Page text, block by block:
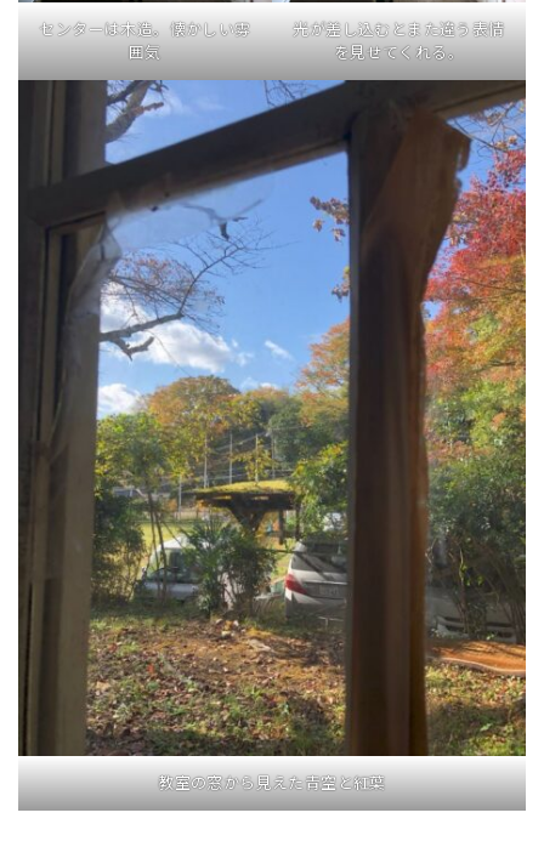
センターは木造。懐かしい雰
囲気
光が差し込むとまた違う表情
を見せてくれる。
教室の窓から見えた青空と紅葉